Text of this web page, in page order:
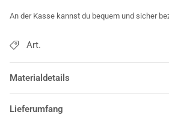
An der Kasse kannst du bequem und sicher
Art.
Materialdetails
Lieferumfang